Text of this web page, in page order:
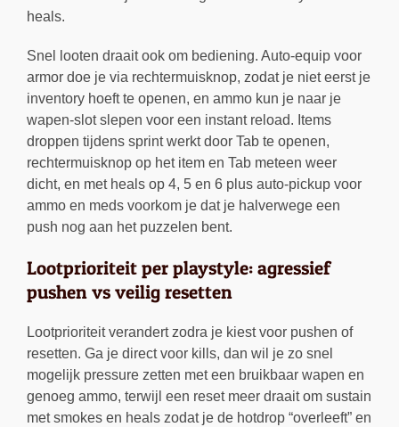
heals.
Snel looten draait ook om bediening. Auto-equip voor
armor doe je via rechtermuisknop, zodat je niet eerst je
inventory hoeft te openen, en ammo kun je naar je
wapen-slot slepen voor een instant reload. Items
droppen tijdens sprint werkt door Tab te openen,
rechtermuisknop op het item en Tab meteen weer
dicht, en met heals op 4, 5 en 6 plus auto-pickup voor
ammo en meds voorkom je dat je halverwege een
push nog aan het puzzelen bent.
Lootprioriteit per playstyle: agressief
pushen vs veilig resetten
Lootprioriteit verandert zodra je kiest voor pushen of
resetten. Ga je direct voor kills, dan wil je zo snel
mogelijk pressure zetten met een bruikbaar wapen en
genoeg ammo, terwijl een reset meer draait om sustain
met smokes en heals zodat je de hotdrop “overleeft” en